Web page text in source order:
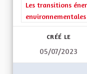
Filtrer les
Les transitions
CRÉÉ LE
05/07/2023